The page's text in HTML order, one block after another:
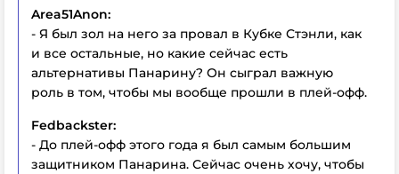
Area51Anon:
- Я был зол на него за провал в Кубке Стэнли, как
и все остальные, но какие сейчас есть
альтернативы Панарину? Он сыграл важную
роль в том, чтобы мы вообще прошли в плей-офф.
Fedbackster:
- До плей-офф этого года я был самым большим
защитником Панарина. Сейчас очень хочу, чтобы